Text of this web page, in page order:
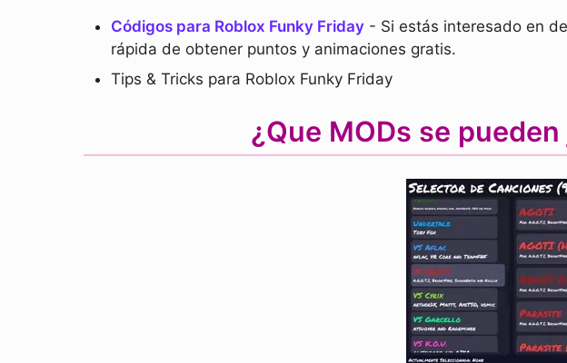
Códigos para Roblox Funky Friday - Si estás interesado en
rápida de obtener puntos y animaciones gratis.
Tips & Tricks para Roblox Funky Friday
¿Que MODs se